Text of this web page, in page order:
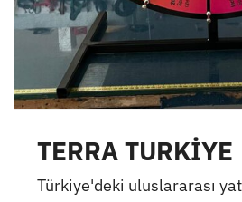
TERRA TURKİYE
Türkiye'deki uluslararası